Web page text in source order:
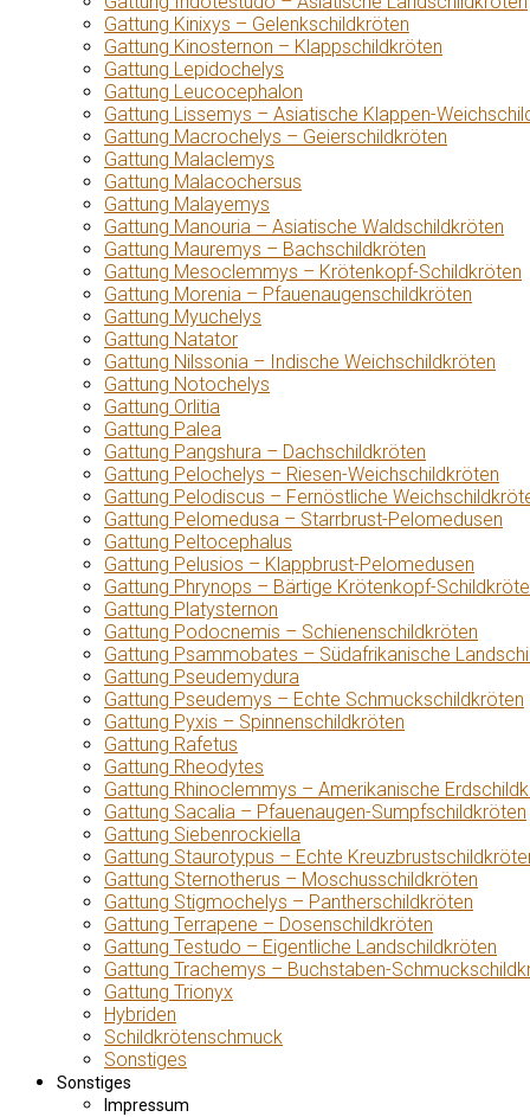
Gattung Kinixys – Gelenkschildkröten
Gattung Kinosternon – Klappschildkröten
Gattung Lepidochelys
Gattung Leucocephalon
Gattung Lissemys – Asiatische Klappen-
Gattung Macrochelys – Geierschildkröten
Gattung Malaclemys
Gattung Malacochersus
Gattung Malayemys
Gattung Manouria – Asiatische Waldschildkröten
Gattung Mauremys – Bachschildkröten
Gattung Mesoclemmys – Krötenkopf-Schildkröten
Gattung Morenia – Pfauenaugenschildkröten
Gattung Myuchelys
Gattung Natator
Gattung Nilssonia – Indische Weichschildkröten
Gattung Notochelys
Gattung Orlitia
Gattung Palea
Gattung Pangshura – Dachschildkröten
Gattung Pelochelys – Riesen-Weichschildkröten
Gattung Pelodiscus – Fernöstliche
Gattung Pelomedusa – Starrbrust-Pelomedusen
Gattung Peltocephalus
Gattung Pelusios – Klappbrust-Pelomedusen
Gattung Phrynops – Bärtige Krötenkopf-
Gattung Platysternon
Gattung Podocnemis – Schienenschildkröten
Gattung Psammobates – Südafrikanische
Gattung Pseudemydura
Gattung Pseudemys – Echte Schmuckschildkröten
Gattung Pyxis – Spinnenschildkröten
Gattung Rafetus
Gattung Rheodytes
Gattung Rhinoclemmys – Amerikanische
Gattung Sacalia – Pfauenaugen-Sumpfschildkröten
Gattung Siebenrockiella
Gattung Staurotypus – Echte
Gattung Sternotherus – Moschusschildkröten
Gattung Stigmochelys – Pantherschildkröten
Gattung Terrapene – Dosenschildkröten
Gattung Testudo – Eigentliche Landschildkröten
Gattung Trachemys – Buchstaben-
Gattung Trionyx
Hybriden
Schildkrötenschmuck
Sonstiges
Sonstiges
Impressum